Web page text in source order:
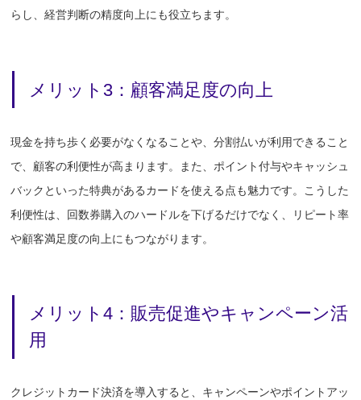
らし、経営判断の精度向上にも役立ちます。
メリット3：顧客満足度の向上
現金を持ち歩く必要がなくなることや、分割払いが利用できること
で、顧客の利便性が高まります。また、ポイント付与やキャッシュ
バックといった特典があるカードを使える点も魅力です。こうした
利便性は、回数券購入のハードルを下げるだけでなく、リピート率
や顧客満足度の向上にもつながります。
メリット4：販売促進やキャンペーン活
用
クレジットカード決済を導入すると、キャンペーンやポイントアッ